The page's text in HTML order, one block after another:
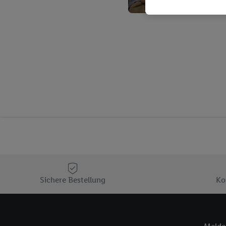
Sichere Bestellung
Kaufverhalten in den
genauen
Hierzu wird von uns
Adresse in
den Lidl-Diensten
Wenn das der Fall ist,
Kundenkonto-
Insbesondere können